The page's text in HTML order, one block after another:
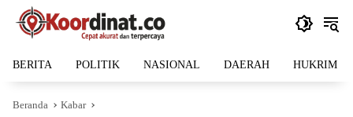
Langsung
BERITA POLITIK NASIONAL DAERAH HUKRIM
Beranda Kabar